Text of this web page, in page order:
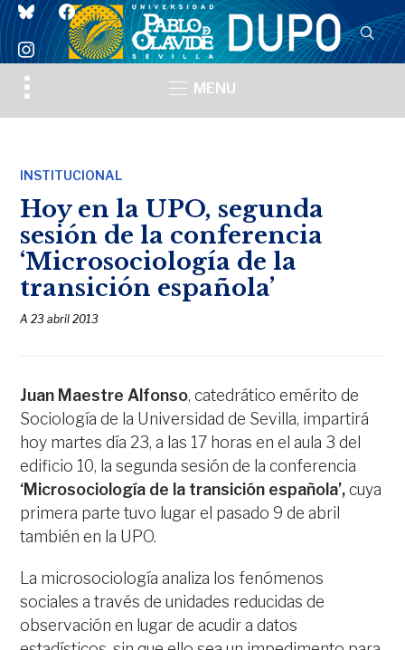
blueskyfacebook
instagram
Toggle
sidebar
MENU
INSTITUCIONAL
Hoy en la UPO, segunda
sesión de la conferencia
‘Microsociología de la
transición española’
A23 abril 2013
Juan Maestre Alfonso, catedrático emérito de
Sociología de la Universidad de Sevilla, impartirá
hoy martes día 23, a las 17 horas en el aula 3 del
edificio 10, la segunda sesión de la conferencia
‘Microsociología de la transición española’,cuya
primera parte tuvo lugar el pasado 9 de abril
también en la UPO.
La microsociología analiza los fenómenos
sociales a través de unidades reducidas de
observación en lugar de acudir a datos